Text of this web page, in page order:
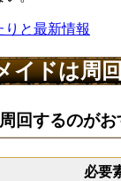
と最新情報
イドは周
回するのがお
必要